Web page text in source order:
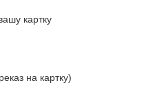
картку
на картку)